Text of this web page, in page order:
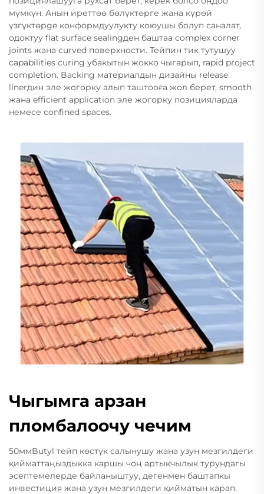
мүмкүн. Анын иреттөө бөлүктөрге жана күрөй
үзгүктөрge конформдуулукту коюушы болуп саналат,
одоктуу flat surface sealingден баштаа complex corner
joints жана curved поверхности. Тейпин тик тутушуу
capabilities curing убакытын жокко чыгарып, rapid project
completion. Backing материалдын дизайны release
linerдин эле жогорку алып таштооға жол берет, smooth
жана efficient application эле жогорку позицияларда
немесе confined spaces.
Чыгымга арзан
пломбалоочу чечим
50ммButyl тейп көстүк салынушу жана узун мезгилдеги
қийматтаңыздыкка каршы чоң артыкчылык турундагы
эсептемелерде байланыштуу, дегенмен баштапкы
инвестиция жана узун мезгилдеги қийматын карап.